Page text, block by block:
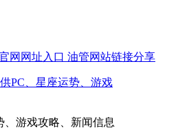
网网址入口 油管网站链接分享
、游戏攻略、新闻信息